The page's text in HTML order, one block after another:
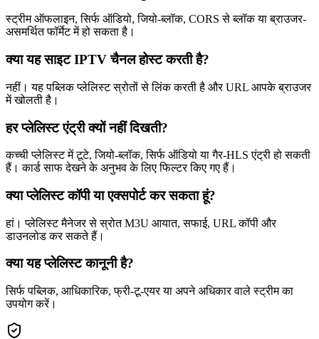
स्ट्रीम ऑफलाइन, सिर्फ ऑडियो, जियो-ब्लॉक, CORS से ब्लॉक या ब्राउजर-
असमर्थित फॉर्मेट में हो सकता है।
क्या यह साइट IPTV चैनल होस्ट करती है?
नहीं। यह पब्लिक प्लेलिस्ट स्रोतों से लिंक करती है और URL आपके ब्राउजर
में खोलती है।
हर प्लेलिस्ट एंट्री क्यों नहीं दिखती?
कच्ची प्लेलिस्ट में टूटे, जियो-ब्लॉक, सिर्फ ऑडियो या गैर-HLS एंट्री हो सकती
हैं। कार्ड साफ देखने के अनुभव के लिए फिल्टर किए गए हैं।
क्या प्लेलिस्ट कॉपी या एक्सपोर्ट कर सकता हूं?
हां। प्लेलिस्ट मैनेजर से स्रोत M3U आयात, सफाई, URL कॉपी और
डाउनलोड कर सकते हैं।
क्या यह प्लेलिस्ट कानूनी है?
सिर्फ पब्लिक, आधिकारिक, फ्री-टू-एयर या अपने अधिकार वाले स्ट्रीम का
उपयोग करें।